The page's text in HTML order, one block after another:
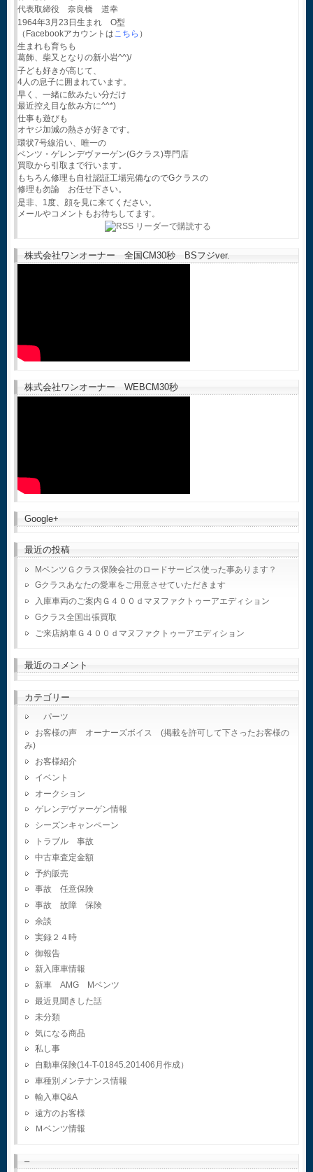
代表取締役 奈良橋 道幸
1964年3月23日生まれ O型
（Facebookアカウントはこちら ）
生まれも育ちも
葛飾、柴又となりの新小岩^^)/
子ども好きが高じて、
4人の息子に囲まれています。
早く、一緒に飲みたい分だけ
最近控え目な飲み方に^^*)
仕事も遊びも
オヤジ加減の熱さが好きです。
環状7号線沿い、唯一の
ベンツ・ゲレンデヴァーゲン(Gクラス)専門店
買取から引取まで行います。
もちろん修理も自社認証工場完備なのでGクラスの
修理も勿論 お任せ下さい。
是非、1度、顔を見に来てください。
メールやコメントもお待ちしてます。
株式会社ワンオーナー 全国CM30秒 BSフジver.
株式会社ワンオーナー WEBCM30秒
Google+
最近の投稿
MベンツＧクラス保険会社のロードサービス使った事あります？
Gクラスあなたの愛車をご用意させていただきます
入庫車両のご案内Ｇ４００ｄマヌファクトゥーアエディション
Gクラス全国出張買取
ご来店納車Ｇ４００ｄマヌファクトゥーアエディション
最近のコメント
カテゴリー
パーツ
お客様の声 オーナーズボイス (掲載を許可して下さったお客様の
み)
お客様紹介
イベント
オークション
ゲレンデヴァーゲン情報
シーズンキャンペーン
トラブル 事故
中古車査定金額
予約販売
事故 任意保険
事故 故障 保険
余談
実録２４時
御報告
新入庫車情報
新車 AMG Mベンツ
最近見聞きした話
未分類
気になる商品
私し事
自動車保険(14-T-01845.201406月作成）
車種別メンテナンス情報
輸入車Q&A
遠方のお客様
Ｍベンツ情報
–